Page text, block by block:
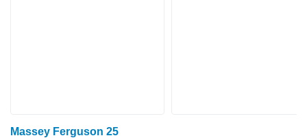
Massey Ferguson 25